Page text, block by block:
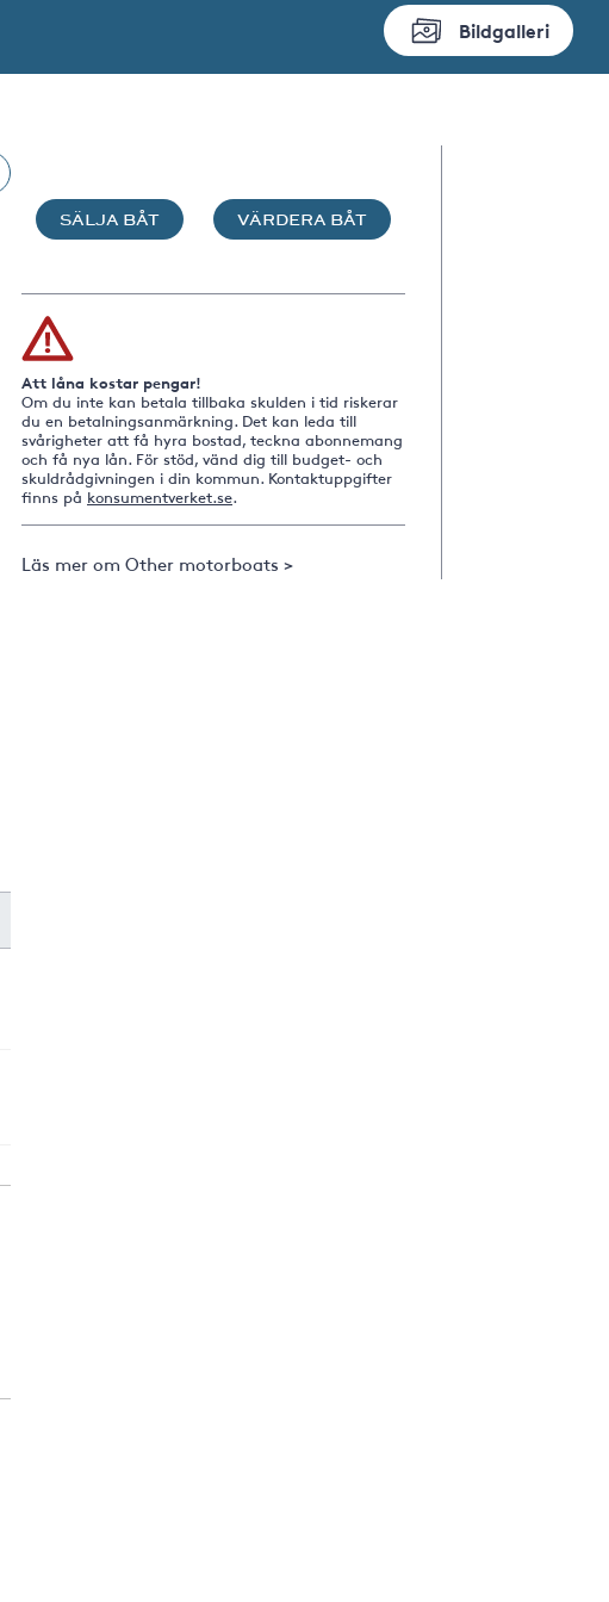
Bildgalleri
SÄLJA BÅT VÄRDERA BÅT
Att låna kostar pengar!
Om du inte kan betala tillbaka skulden i tid riskerar
du en betalningsanmärkning. Det kan leda till
svårigheter att få hyra bostad, teckna abonnemang
och få nya lån. För stöd, vänd dig till budget- och
skuldrådgivningen i din kommun. Kontaktuppgifter
finns på konsumentverket.se.
Läs mer om Other motorboats >